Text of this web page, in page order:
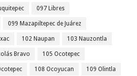
097 Libres
099 Mazapiltepec de Juárez
102 Naupan 103 Nauzontla
Bravo 105 Ocotepec
108 Ocoyucan 109 Olintla